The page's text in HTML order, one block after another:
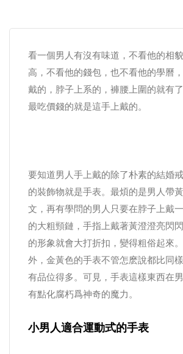
看一個男人有沒有味道，不看他的相
高，不看他的錢包，也不看他的學曆
戴的，脖子上系的，褲腰上圍的就有
最吃價錢的就是這手上戴的。
要知道男人手上戴的除了朴素的結婚
的裝飾物就是手表。最煩的是男人帶
文，再有學問的男人只要在脖子上戴
的大粗頸鏈，手指上戴著黃澄澄亮閃
的形象就會大打折扣，變得粗俗起來
外，金黃色的手表不管怎麽說都比同
有品位得多。可見，手表這樣東西在
有點化腐朽爲神奇的魔力。
小男人適合運動式的手表